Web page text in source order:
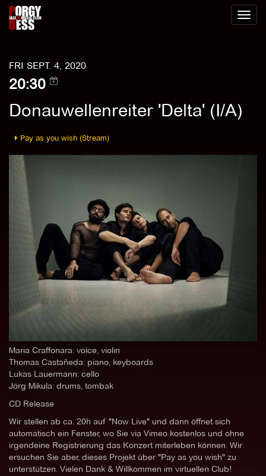
Toggle
FRI SEPT. 4, 2020
20:30
Donauwellenreiter 'Delta' (I/A)
Pay as you wish (Stream)
Maria Craffonara: voice, violin
Thomas Castañeda: piano, keyboards
Lukas Lauermann: cello
Jörg Mikula: drums, tombak
CD Release
Wir stellen ab ca. 20h auf "Now Live" und dann öffnet sich
automatisch ein Fenster, wo Sie via Vimeo kostenlos und ohne
irgendeine Registrierung das Konzert miterleben können. Wir
ersuchen Sie aber, dieses Projekt über "Pay as you wish" zu
unterstützen. Vielen Dank & Willkommen im virtuellen Club!